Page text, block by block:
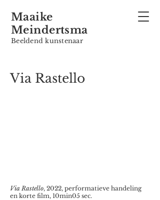
Maaike
Meindertsma
Beeldend kunstenaar
Via Rastello
Via Rastello, 2022, performatieve handeling
en korte film, 10min05 sec.